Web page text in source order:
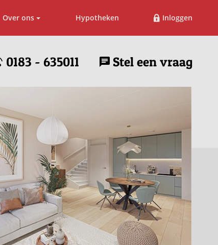
Over ons Hypotheken Inloggen
0183 - 635011 Stel een vraag